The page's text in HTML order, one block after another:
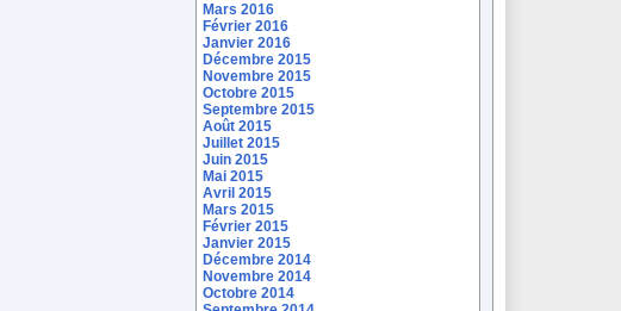
Mars 2016
Février 2016
Janvier 2016
Décembre 2015
Novembre 2015
Octobre 2015
Septembre 2015
Août 2015
Juillet 2015
Juin 2015
Mai 2015
Avril 2015
Mars 2015
Février 2015
Janvier 2015
Décembre 2014
Novembre 2014
Octobre 2014